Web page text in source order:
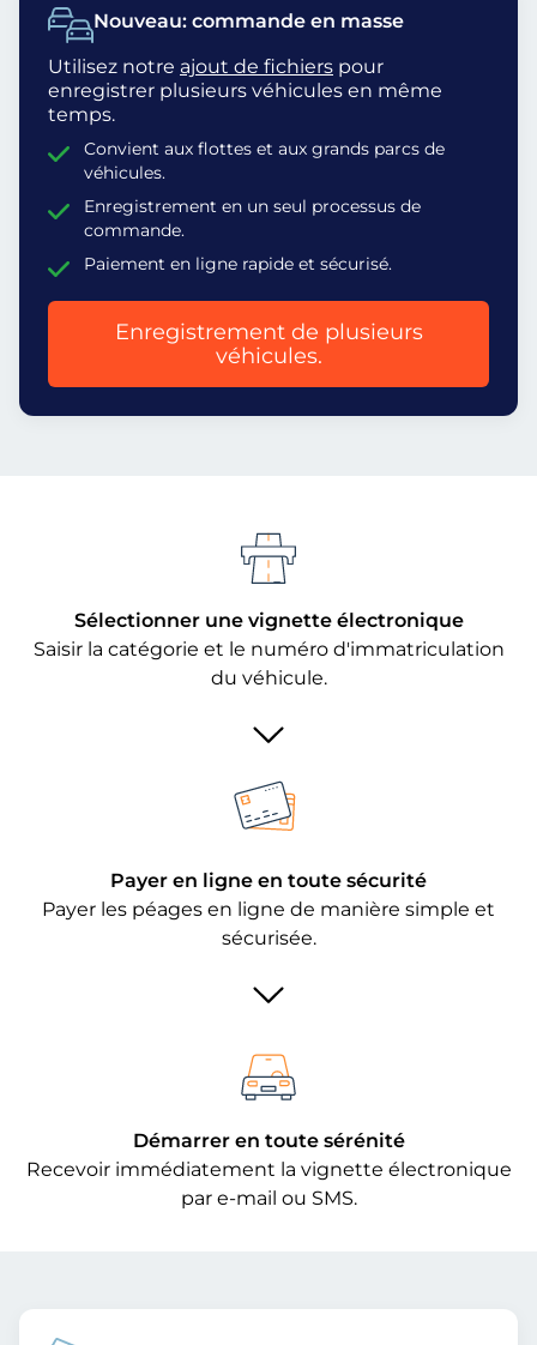
Nouveau: commande en masse
Utilisez notre ajout de fichiers pour
enregistrer plusieurs véhicules en même
temps.
Convient aux flottes et aux grands parcs de
véhicules.
Enregistrement en un seul processus de
commande.
Paiement en ligne rapide et sécurisé.
Enregistrement de plusieurs
véhicules.
Sélectionner une vignette électronique
Saisir la catégorie et le numéro d'immatriculation
du véhicule.
Payer en ligne en toute sécurité
Payer les péages en ligne de manière simple et
sécurisée.
Démarrer en toute sérénité
Recevoir immédiatement la vignette électronique
par e-mail ou SMS.